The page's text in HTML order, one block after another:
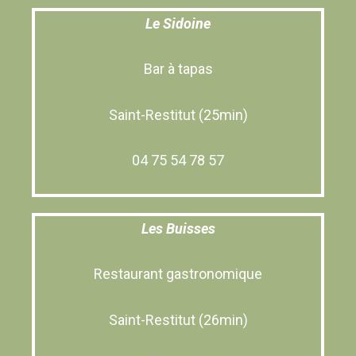
Le Sidoine
Bar à tapas
Saint-Restitut (25min)
04 75 54 78 57
Les Buisses
Restaurant gastronomique
Saint-Restitut (26min)